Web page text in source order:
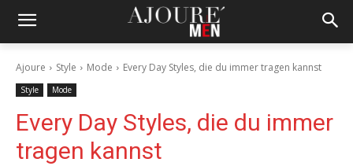
Ajoure Style Mode Every Day Styles, die du immer tragen kannst
Style Mode
Every Day Styles, die du immer
tragen kannst